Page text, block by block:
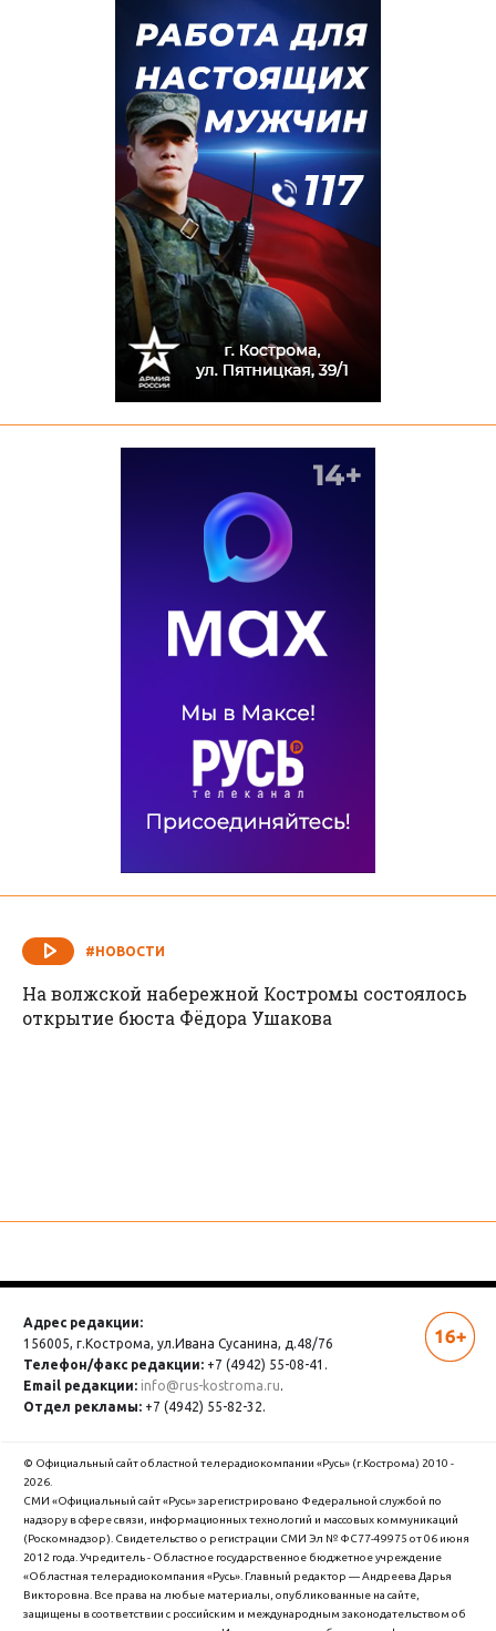
#НОВОСТИ
На волжской набережной Костромы состоялось
открытие бюста Фёдора Ушакова
Адрес редакции:
156005, г.Кострома, ул.Ивана Сусанина, д.48/76
Телефон/факс редакции: +7 (4942) 55-08-41.
Email редакции: info@rus-kostroma.ru.
Отдел рекламы: +7 (4942) 55-82-32.
© Официальный сайт областной телерадиокомпании «Русь» (г.Кострома) 2010 -
2026.
СМИ «Официальный сайт «Русь» зарегистрировано Федеральной службой по
надзору в сфере связи, информационных технологий и массовых коммуникаций
(Роскомнадзор). Cвидетельство о регистрации СМИ Эл № ФС77-49975 от 06 июня
2012 года. Учредитель - Областное государственное бюджетное учреждение
«Областная телерадиокомпания «Русь». Главный редактор — Андреева Дарья
Викторовна. Все права на любые материалы, опубликованные на сайте,
защищены в соответствии с российским и международным законодательством об